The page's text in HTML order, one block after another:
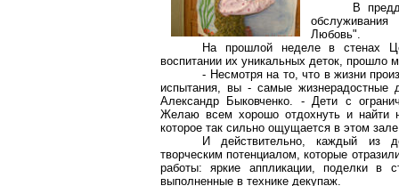
В
Любовь".
На прошлой неделе в стенах
воспитании их уникальных деток, прошло
- Несмотря на то, что в жизни
испытания, вы - самые
Александр
Быковченко. - Дети с
Желаю всем хорошо отдохнуть и найти
которое так сильно ощущается в этом
И действительно, каждый из
творческим потенциалом, которые
работы: яркие аппликации, поделки в
выполненные в технике декупаж.